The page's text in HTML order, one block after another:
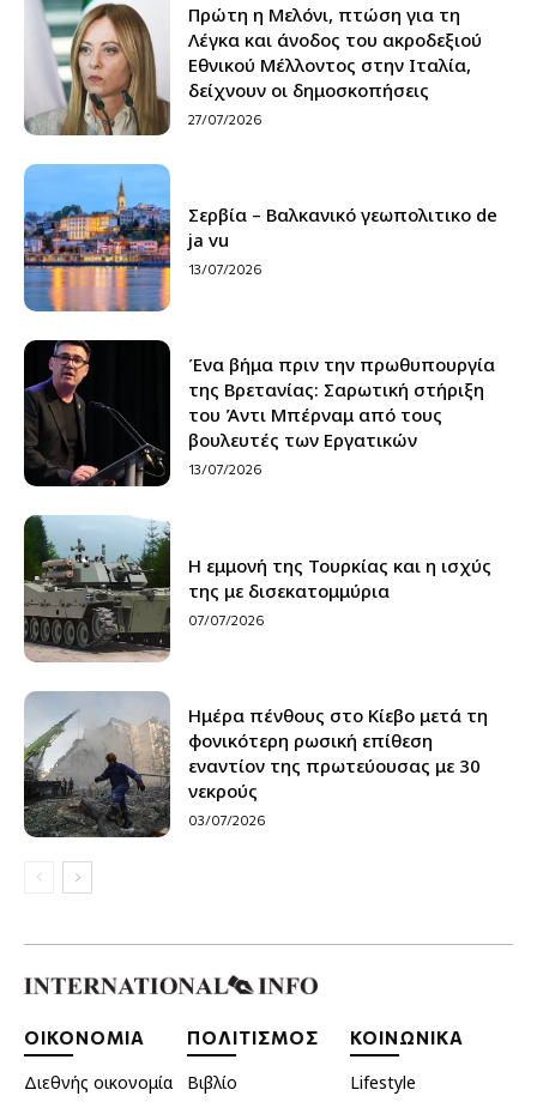
Πρώτη η Μελόνι, πτώση για τη
Λέγκα και άνοδος του ακροδεξιού
Εθνικού Μέλλοντος στην Ιταλία,
δείχνουν οι δημοσκοπήσεις
27/07/2026
Σερβία – Βαλκανικό γεωπολιτικο de
ja vu
13/07/2026
Ένα βήμα πριν την πρωθυπουργία
της Βρετανίας: Σαρωτική στήριξη
του Άντι Μπέρναμ από τους
βουλευτές των Εργατικών
13/07/2026
H εμμονή της Τουρκίας και η ισχύς
της με δισεκατομμύρια
07/07/2026
Ημέρα πένθους στο Κίεβο μετά τη
φονικότερη ρωσική επίθεση
εναντίον της πρωτεύουσας με 30
νεκρούς
03/07/2026
ΟΙΚΟΝΟΜΙΑ
Διεθνής οικονομία
ΠΟΛΙΤΙΣΜΟΣ
Βιβλίο
ΚΟΙΝΩΝΙΚΑ
Lifestyle